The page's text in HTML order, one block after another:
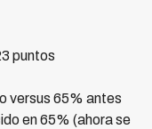
puntos
versus 65% antes
en 65% (ahora se